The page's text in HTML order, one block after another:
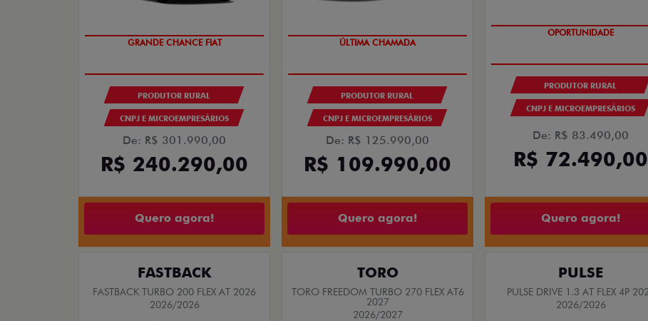
OPORTUNIDADE
PRODUTOR RURAL
CNPJ E MICROEMPRESÁRIOS
De: R$ 301.990,00
R$ 240.290,00
Quero agora!
GRANDE CHANCE FIAT
PRODUTOR RURAL
CNPJ E MICROEMPRESÁRIOS
De: R$ 125.990,00
R$ 109.990,00
Quero agora!
ÚLTIMAS UNIDADES
PRODUTOR RURAL
CNPJ E MICROEMPRESÁRIOS
De: R$ 83.490,00
R$ 72.490,00
Quero agora!
FASTBACK
FASTBACK TURBO 200 FLEX AT 2026
2026/2026
TORO
TORO FREEDOM TURBO 270 FLEX AT6
2027
2026/2027
PULSE
PULSE DRIVE 1.3 AT FLEX 4P
2026/2026